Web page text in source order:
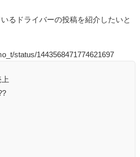
るドライバーの投稿を紹介したいと
status/1443568471774621697